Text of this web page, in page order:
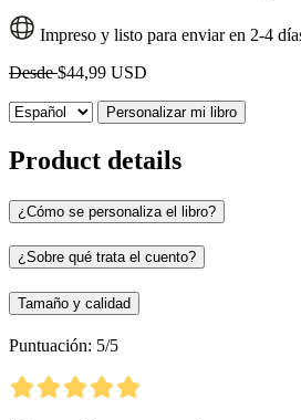
Impreso y listo para enviar en 2-4
Desde$44,99 USD
Personalizar mi libro
Product details
¿Cómo se personaliza el libro?
¿Sobre qué trata el cuento?
Tamaño y calidad
Puntuación: 5/5